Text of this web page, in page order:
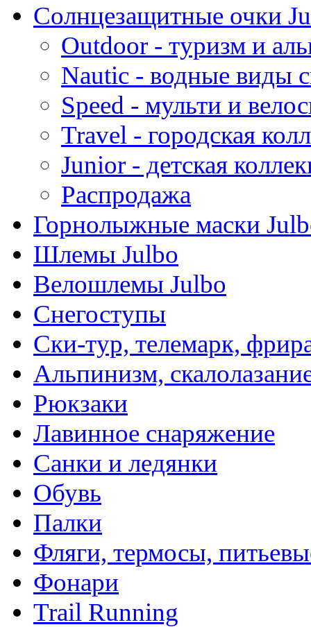
Солнцезащитные очки
Outdoor - туризм и
Nautic - водные виды
Speed - мульти и
Travel - городская
Junior - детская
Распродажа
Горнолыжные маски
Шлемы Julbo
Велошлемы Julbo
Снегоступы
Ски-тур, телемарк,
Альпинизм,
Рюкзаки
Лавинное снаряжение
Санки и ледянки
Обувь
Палки
Фляги, термосы,
Фонари
Trail Running